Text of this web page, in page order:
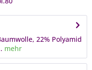
22% Polyamid
mehr